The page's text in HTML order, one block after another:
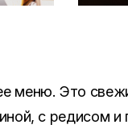
меню. Это
с редисом